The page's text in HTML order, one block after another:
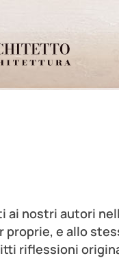
ai nostri autori
proprie, e allo
riflessioni